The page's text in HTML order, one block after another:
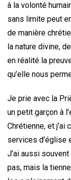
à la volonté
sans limite peut
de manière
la nature divine,
en réalité la
qu’elle nous
Je prie avec la
un petit garçon à
Chrétienne, et
services d’église
J’ai aussi
pas, mais la